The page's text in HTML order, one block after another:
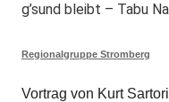
g’sund bleibt – Tabu
Regionalgruppe Stromberg
Vortrag von Kurt